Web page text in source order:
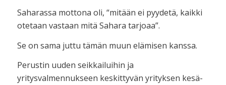
Saharassa mottona oli, “mitään ei pyydetä, kaikki
otetaan vastaan mitä Sahara tarjoaa”.
Se on sama juttu tämän muun elämisen kanssa.
Perustin uuden seikkailuihin ja
yritysvalmennukseen keskittyvän yrityksen kesä-